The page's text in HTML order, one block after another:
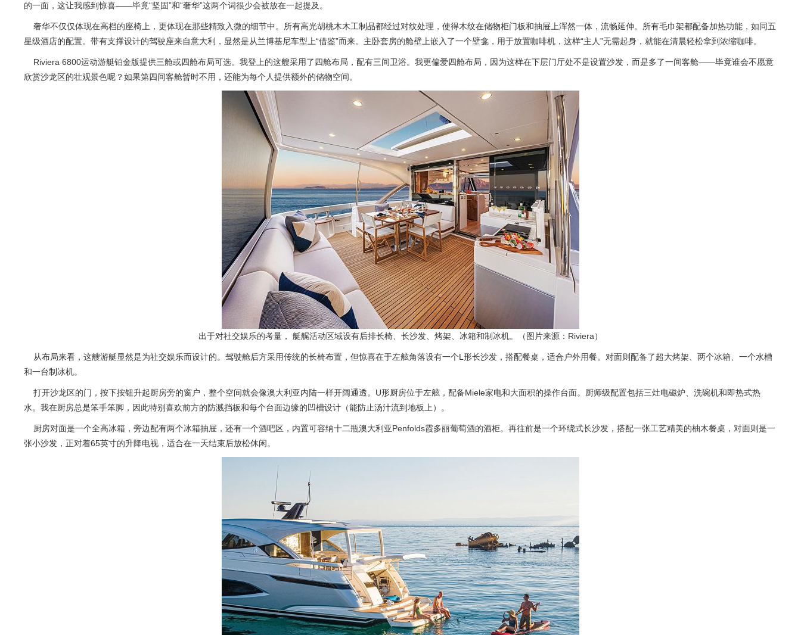
的一面，这让我感到惊喜——毕竟“坚固”和“奢华”这两个词很少会被放在一起提及。
奢华不仅仅体现在高档的座椅上，更体现在那些精致入微的细节中。所有高光胡桃木木工制品都经过对纹处理，使得木纹在储物柜门板和抽屉上浑然一体，流畅延伸。所有毛巾架都配备加热功能，如同五
星级酒店的配置。带有支撑设计的驾驶座来自意大利，显然是从兰博基尼车型上“借鉴”而来。主卧套房的舱壁上嵌入了一个壁龛，用于放置咖啡机，这样“主人”无需起身，就能在清晨轻松拿到浓缩咖啡。
Riviera 6800运动游艇铂金版提供三舱或四舱布局可选。我登上的这艘采用了四舱布局，配有三间卫浴。我更偏爱四舱布局，因为这样在下层门厅处不是设置沙发，而是多了一间客舱——毕竟谁会不愿意
欣赏沙龙区的壮观景色呢？如果第四间客舱暂时不用，还能为每个人提供额外的储物空间。
出于对社交娱乐的考量， 艇艉活动区域设有后排长椅、长沙发、烤架、冰箱和制冰机。（图片来源：Riviera）
从布局来看，这艘游艇显然是为社交娱乐而设计的。驾驶舱后方采用传统的长椅布置，但惊喜在于左舷角落设有一个L形长沙发，搭配餐桌，适合户外用餐。对面则配备了超大烤架、两个冰箱、一个水槽
和一台制冰机。
打开沙龙区的门，按下按钮升起厨房旁的窗户，整个空间就会像澳大利亚内陆一样开阔通透。U形厨房位于左舷，配备Miele家电和大面积的操作台面。厨师级配置包括三灶电磁炉、洗碗机和即热式热
水。我在厨房总是笨手笨脚，因此特别喜欢前方的防溅挡板和每个台面边缘的凹槽设计（能防止汤汁流到地板上）。
厨房对面是一个全高冰箱，旁边配有两个冰箱抽屉，还有一个酒吧区，内置可容纳十二瓶澳大利亚Penfolds霞多丽葡萄酒的酒柜。再往前是一个环绕式长沙发，搭配一张工艺精美的柚木餐桌，对面则是一
张小沙发，正对着65英寸的升降电视，适合在一天结束后放松休闲。